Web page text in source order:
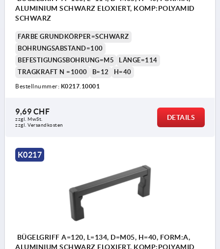
ALUMINIUM SCHWARZ ELOXIERT, KOMP:POLYAMID
SCHWARZ
FARBE GRUNDKÖRPER=SCHWARZ
BOHRUNGSABSTAND=100
BEFESTIGUNGSBOHRUNG=M5
LÄNGE=114
TRAGKRAFT N =1000
B=12 H=40
Bestellnummer: K0217.10001
9,69 CHF
zzgl. MwSt.
zzgl. Versandkosten
DETAILS
K0217
BÜGELGRIFF A=120, L=134, D=M05, H=40, FORM:A,
ALUMINIUM SCHWARZ ELOXIERT, KOMP:POLYAMID